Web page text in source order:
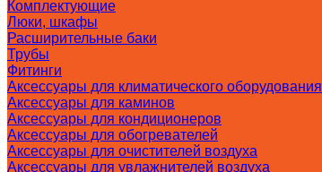
Комплектующие
Люки, шкафы
Расширительные баки
Трубы
Фитинги
Аксессуары для климатического оборудования
Аксессуары для каминов
Аксессуары для кондиционеров
Аксессуары для обогревателей
Аксессуары для очистителей воздуха
Аксессуары для увлажнителей воздуха